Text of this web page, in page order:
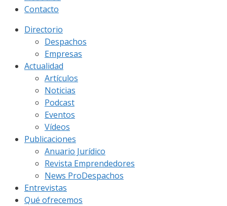
Contacto
Directorio
Despachos
Empresas
Actualidad
Artículos
Noticias
Podcast
Eventos
Vídeos
Publicaciones
Anuario Jurídico
Revista Emprendedores
News ProDespachos
Entrevistas
Qué ofrecemos